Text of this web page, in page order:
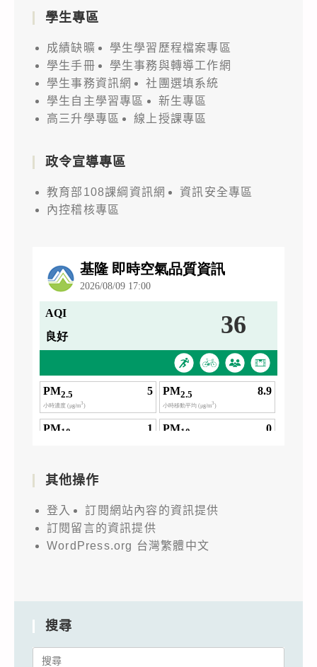
學生專區
成績缺曠
學生學習歷程檔案專區
學生手冊
學生事務與轉導工作網
學生事務資訊網
社團選填系統
學生自主學習專區
新生專區
高三升學專區
線上授課專區
政令宣導專區
教育部108課綱資訊網
資訊安全專區
內控稽核專區
其他操作
登入
訂閱網站內容的資訊提供
訂閱留言的資訊提供
WordPress.org 台灣繁體中文
搜尋
Search